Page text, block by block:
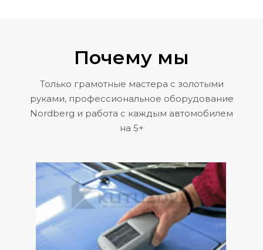
Почему мы
Только грамотные мастера с золотыми
руками, профессиональное оборудование
Nordberg и работа с каждым автомобилем
на 5+